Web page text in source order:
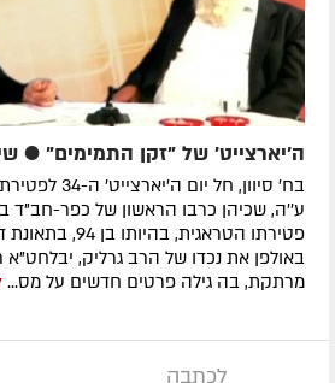
ה'יארצייט' של "זקן התמימים" ●
בח' סיוון, חל
באולפן את נכדו של הרב גרליק, יבלחט"א
מרתקת, בה גילה פרטים חדשים על מס...
לכתבה